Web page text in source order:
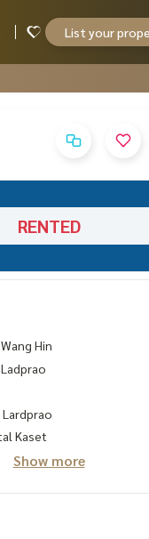
List your
RENTED
Hin
Kaset
Show more